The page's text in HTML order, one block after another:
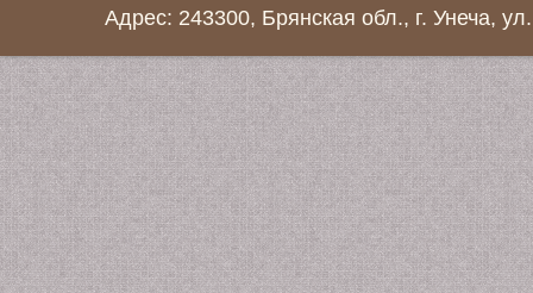
Адрес: 243300, Брянская обл., г. Унеча,